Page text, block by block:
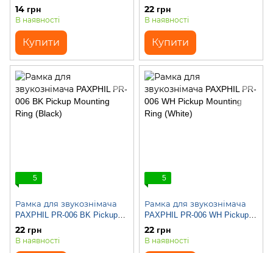
Screw - Bridge (Chrome)
14 грн
В наявності
Купити
Mounting Ring (Black)
22 грн
В наявності
Купити
5
Рамка для звукознімача
PAXPHIL PR-006 BK Pickup
Mounting Ring (Black)
22 грн
В наявності
5
Рамка для звукознімача
PAXPHIL PR-006 WH Pickup
Mounting Ring (White)
22 грн
В наявності